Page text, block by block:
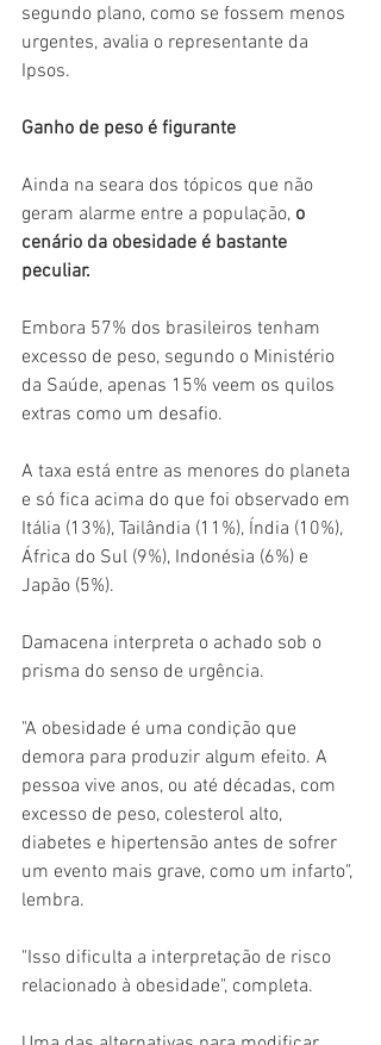
segundo plano, como se fossem menos
urgentes, avalia o representante da
Ipsos.
Ganho de peso é figurante
Ainda na seara dos tópicos que não
geram alarme entre a população, o
cenário da obesidade é bastante
peculiar.
Embora 57% dos brasileiros tenham
excesso de peso, segundo o Ministério
da Saúde, apenas 15% veem os quilos
extras como um desafio.
A taxa está entre as menores do planeta
e só fica acima do que foi observado em
Itália (13%), Tailândia (11%), Índia (10%),
África do Sul (9%), Indonésia (6%) e
Japão (5%).
Damacena interpreta o achado sob o
prisma do senso de urgência.
"A obesidade é uma condição que
demora para produzir algum efeito. A
pessoa vive anos, ou até décadas, com
excesso de peso, colesterol alto,
diabetes e hipertensão antes de sofrer
um evento mais grave, como um infarto",
lembra.
"Isso dificulta a interpretação de risco
relacionado à obesidade", completa.